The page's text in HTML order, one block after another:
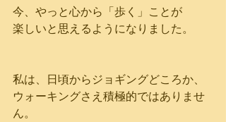
今、やっと心から「歩く」ことが
楽しいと思えるようになりました。
私は、日頃からジョギングどころか、
ウォーキングさえ積極的ではありませ
ん。